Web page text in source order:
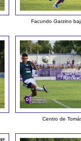
Facundo Garzino
Centro de